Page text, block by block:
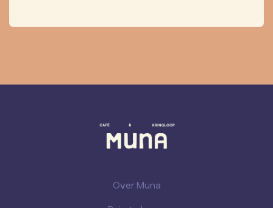
Over Muna